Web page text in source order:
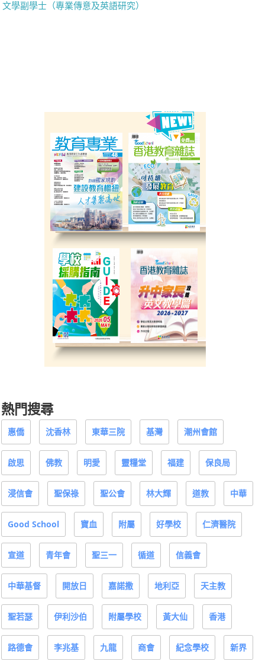
文學副學士（專業傳意及英語研究）
熱門搜尋
惠僑 沈香林 東華三院 基灣 潮州會館
啟思 佛教 明愛 靈糧堂 福建 保良局
浸信會 聖保祿 聖公會 林大輝 道教 中華
Good School 寶血 附屬 好學校 仁濟醫院
宣道 青年會 聖三一 循道 信義會
中華基督 開放日 嘉諾撒 地利亞 天主教
聖若瑟 伊利沙伯 附屬學校 黃大仙 香港
路德會 李兆基 九龍 商會 紀念學校 新界